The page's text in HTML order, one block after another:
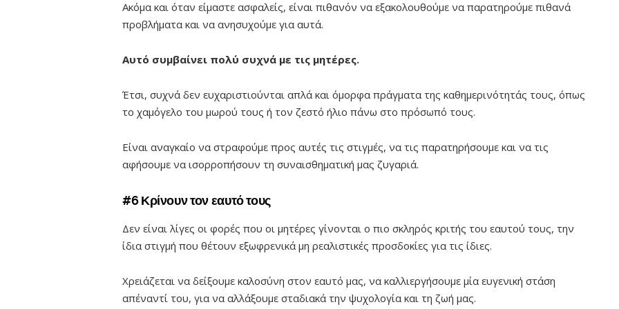
Ακόμα και όταν είμαστε ασφαλείς, είναι πιθανόν να εξακολουθούμε να παρατηρούμε πιθανά
προβλήματα και να ανησυχούμε για αυτά.
Αυτό συμβαίνει πολύ συχνά με τις μητέρες.
Έτσι, συχνά δεν ευχαριστιούνται απλά και όμορφα πράγματα της καθημερινότητάς τους, όπως
το χαμόγελο του μωρού τους ή τον ζεστό ήλιο πάνω στο πρόσωπό τους.
Είναι αναγκαίο να στραφούμε προς αυτές τις στιγμές, να τις παρατηρήσουμε και να τις
αφήσουμε να ισορροπήσουν τη συναισθηματική μας ζυγαριά.
#6 Κρίνουν τον εαυτό τους
Δεν είναι λίγες οι φορές που οι μητέρες γίνονται ο πιο σκληρός κριτής του εαυτού τους, την
ίδια στιγμή που θέτουν εξωφρενικά μη ρεαλιστικές προσδοκίες για τις ίδιες.
Χρειάζεται να δείξουμε καλοσύνη στον εαυτό μας, να καλλιεργήσουμε μία ευγενική στάση
απέναντί του, για να αλλάξουμε σταδιακά την ψυχολογία και τη ζωή μας.